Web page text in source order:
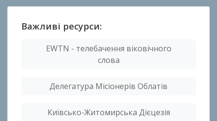
Важливі ресурси:
EWTN - телебачення віковічного
слова
Делегатура Місіонерів Облатів
Київсько-Житомирська Дієцезія